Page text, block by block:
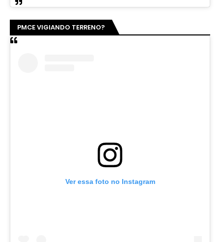
PMCE VIGIANDO TERRENO?
Ver essa foto no Instagram